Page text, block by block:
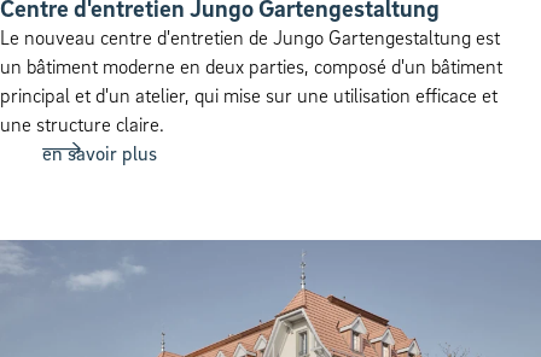
Centre d'entretien Jungo Gartengestaltung
Le nouveau centre d'entretien de Jungo Gartengestaltung est
un bâtiment moderne en deux parties, composé d'un bâtiment
principal et d'un atelier, qui mise sur une utilisation efficace et
une structure claire.
en savoir plus